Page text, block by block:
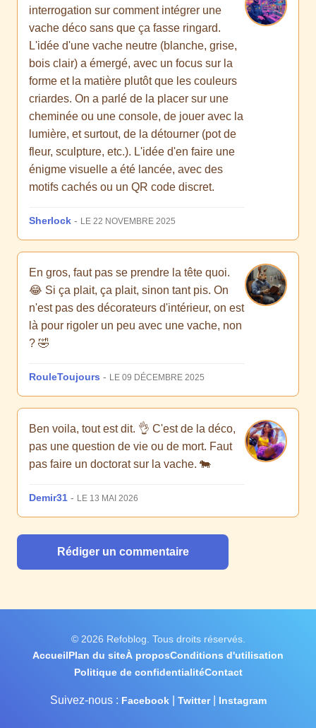
interrogation sur comment intégrer une
vache déco sans que ça fasse ringard.
L'idée d'une vache neutre (blanche, grise,
bois clair) a émergé, avec un focus sur la
forme et la matière plutôt que les couleurs
criardes. On a parlé de la placer sur une
cheminée ou une console, de jouer avec la
lumière, et surtout, de la détourner (pot de
fleur, sculpture, etc.). L'idée d'en faire une
énigme visuelle a été lancée, avec des
motifs cachés ou un QR code discret.
Sherlock - LE 22 NOVEMBRE 2025
En gros, faut pas se prendre la tête quoi.
😂 Si ça plait, ça plait, sinon tant pis. On
n'est pas des décorateurs d'intérieur, on est
là pour rigoler un peu avec une vache, non
? 🤣
RouleToujours - LE 09 DÉCEMBRE 2025
Ben voila, tout est dit. 👌 C'est de la déco,
pas une question de vie ou de mort. Faut
pas faire un doctorat sur la vache. 🐄
Demir31 - LE 13 MAI 2026
Rédiger un commentaire
© 2026 Refoblog. Tous droits réservés.
AccueilPlan du siteÀ proposConditions d'utilisation
Politique de confidentialitéContact
Suivez-nous : Facebook| Twitter| Instagram